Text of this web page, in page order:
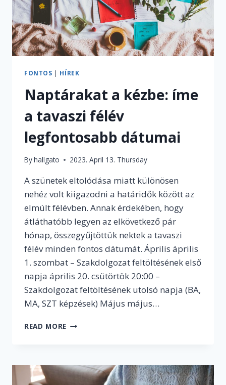
FONTOS | HÍREK
Naptárakat a kézbe: íme
a tavaszi félév
legfontosabb dátumai
Byhallgato 2023. April 13. Thursday
A szünetek eltolódása miatt különösen
nehéz volt kiigazodni a határidők között az
elmúlt félévben. Annak érdekében, hogy
átláthatóbb legyen az elkövetkező pár
hónap, összegyűjtöttük nektek a tavaszi
félév minden fontos dátumát. Április április
1. szombat – Szakdolgozat feltöltésének első
napja április 20. csütörtök 20:00 –
Szakdolgozat feltöltésének utolsó napja (BA,
MA, SZT képzések) Május május…
READ MORE NAPTÁRAKAT
A
TAVASZI